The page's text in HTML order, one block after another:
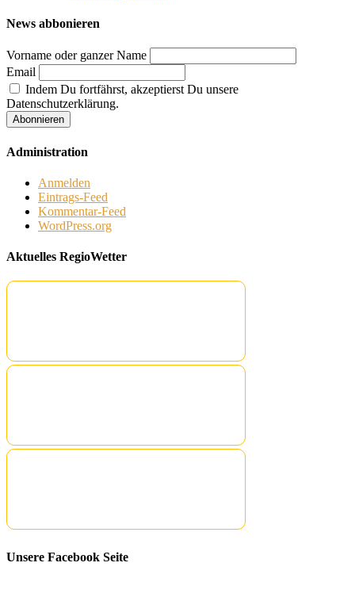
News abbonieren
Vorname oder ganzer Name
Email
Indem Du fortfährst, akzeptierst Du unsere
Datenschutzerklärung.
Administration
Anmelden
Eintrags-Feed
Kommentar-Feed
WordPress.org
Aktuelles RegioWetter
Unsere Facebook Seite